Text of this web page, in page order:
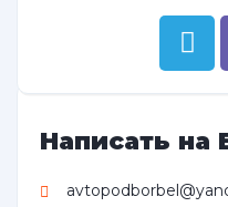
Написать на